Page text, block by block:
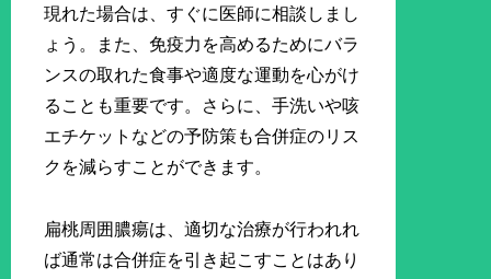
現れた場合は、すぐに医師に相談しまし
ょう。また、免疫力を高めるためにバラ
ンスの取れた食事や適度な運動を心がけ
ることも重要です。さらに、手洗いや咳
エチケットなどの予防策も合併症のリス
クを減らすことができます。
扁桃周囲膿瘍は、適切な治療が行われれ
ば通常は合併症を引き起こすことはあり